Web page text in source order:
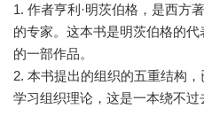
1. 作者亨利·明茨伯格，是西方
的专家。这本书是明茨伯格的
的一部作品。
2. 本书提出的组织的五重结构，